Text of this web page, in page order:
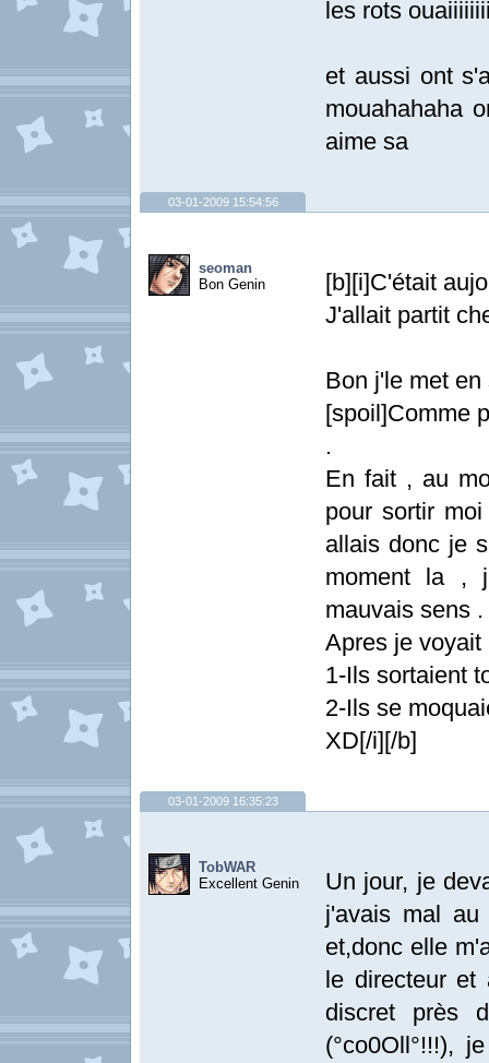
les rots
et aussi ont
mouahahaha
aime sa
03-01-2009 15:54:56
seoman
Bon Genin
[b][i]C'était
J'allait partit
Bon j'le met
[spoil]Comme
.
En fait , au
pour sortir
allais donc je
moment la ,
mauvais sens
Apres je
1-Ils sortaient
2-Ils se
XD[/i][/b]
03-01-2009 16:35:23
TobWAR
Excellent Genin
Un jour, je
j'avais mal
et,donc elle
le directeur et
discret près
(°co0Oll°!!!),